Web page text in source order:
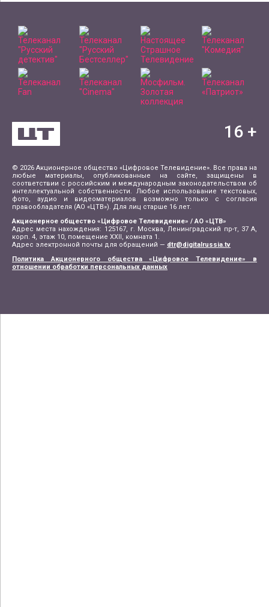
© 2026 Акционерное общество «Цифровое Телевидение». Все права на
любые материалы, опубликованные на сайте, защищены в
соответствии с российским и международным законодательством об
интеллектуальной собственности. Любое использование текстовых,
фото, аудио и видеоматериалов возможно только с согласия
правообладателя (АО «ЦТВ»). Для лиц старше 16 лет.
Акционерное общество «Цифровое Телевидение» / АО «ЦТВ»
Адрес места нахождения: 125167, г. Москва, Ленинградский пр-т, 37 А,
корп. 4, этаж 10, помещение XXII, комната 1.
Адрес электронной почты для обращений — dtr@digitalrussia.tv
Политика Акционерного общества «Цифровое Телевидение» в
отношении обработки персональных данных
16 +